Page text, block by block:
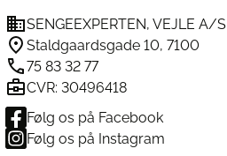
SENGEEXPERTEN, VEJLE A/S
Staldgaardsgade 10, 7100
75 83 32 77
CVR: 30496418
Følg os på Facebook
Følg os på Instagram